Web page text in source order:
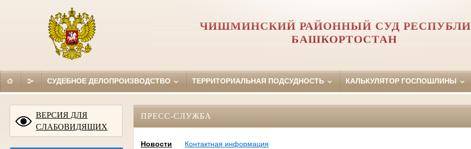
ЧИШМИНСКИЙ РАЙОННЫЙ СУД
БАШКОРТОСТАН
СУДЕБНОЕ ДЕЛОПРОИЗВОДСТВО ТЕРРИТОРИАЛЬНАЯ ПОДСУДНОСТЬ КАЛЬКУЛЯТОР ГОСПОШЛИНЫ
ВЕРСИЯ ДЛЯ
СЛАБОВИДЯЩИХ
ПРЕСС-СЛУЖБА
Новости
Контактная информация